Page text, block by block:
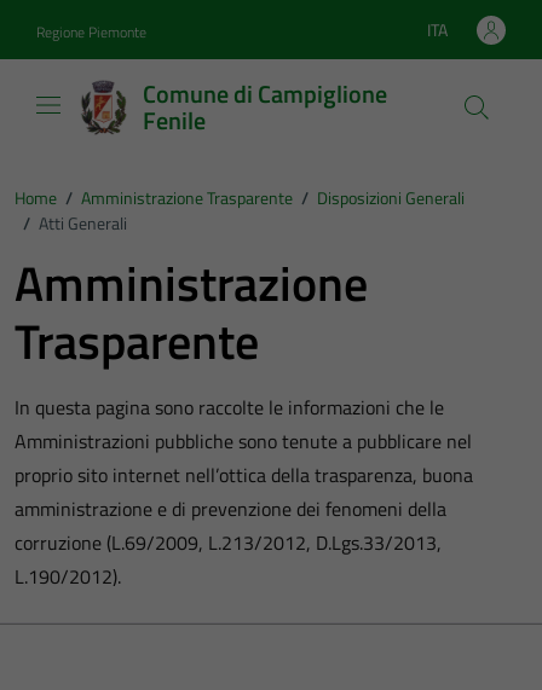
Regione Piemonte Lingua attiva:
ITA
Comune di Campiglione
Fenile
Home / Amministrazione Trasparente / Disposizioni Generali
/ Atti Generali
Amministrazione
Trasparente
In questa pagina sono raccolte le informazioni che le
Amministrazioni pubbliche sono tenute a pubblicare nel
proprio sito internet nell’ottica della trasparenza, buona
amministrazione e di prevenzione dei fenomeni della
corruzione (L.69/2009, L.213/2012, D.Lgs.33/2013,
L.190/2012).